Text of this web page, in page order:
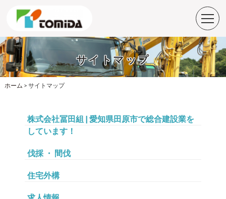
サイトマップ
ホーム > サイトマップ
株式会社冨田組 | 愛知県田原市で総合建設業を
しています！
伐採 ・ 間伐
住宅外構